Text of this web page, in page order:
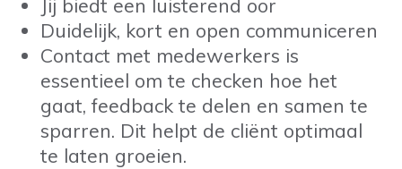
Jij biedt een luisterend oor
Duidelijk, kort en open communiceren
Contact met medewerkers is
essentieel om te checken hoe het
gaat, feedback te delen en samen te
sparren. Dit helpt de cliënt optimaal
te laten groeien.